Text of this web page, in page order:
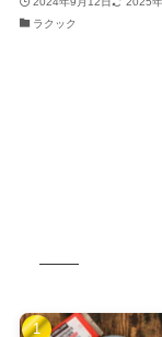
ラクック